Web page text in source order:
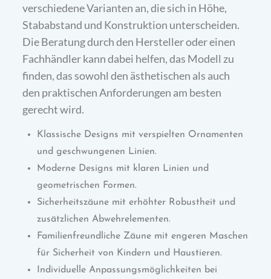
verschiedene Varianten an, die sich in Höhe,
Stababstand und Konstruktion unterscheiden.
Die Beratung durch den Hersteller oder einen
Fachhändler kann dabei helfen, das Modell zu
finden, das sowohl den ästhetischen als auch
den praktischen Anforderungen am besten
gerecht wird.
Klassische Designs mit verspielten Ornamenten
und geschwungenen Linien.
Moderne Designs mit klaren Linien und
geometrischen Formen.
Sicherheitszäune mit erhöhter Robustheit und
zusätzlichen Abwehrelementen.
Familienfreundliche Zäune mit engeren Maschen
für Sicherheit von Kindern und Haustieren.
Individuelle Anpassungsmöglichkeiten bei